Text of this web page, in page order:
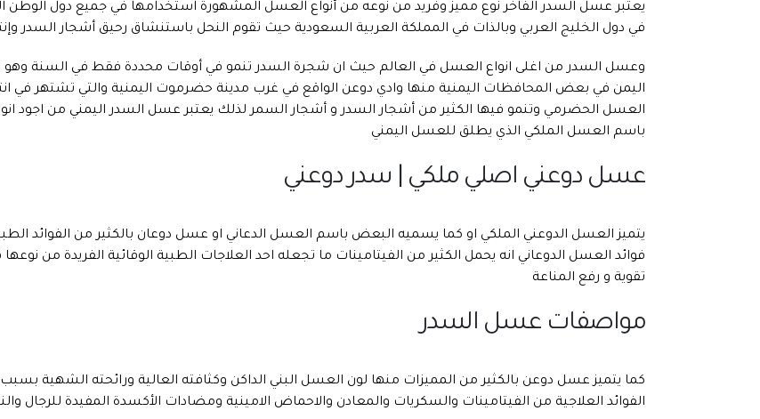
يعتبر عسل السدر الفاخر نوع مميز وفريد من نوعه من أنواع العسل المشهورة استخدامها في جميع دول
في دول الخليج العربي وبالذات في المملكة العربية السعودية حيث تقوم النحل باستنشاق رحيق أشجار السدر
وعسل السدر من اغلى انواع العسل في العالم حيث ان شجرة السدر تنمو في أوقات محددة فقط في السنة وهو
اليمن في بعض المحافظات اليمنية منها وادي دوعن الواقع في غرب مدينة حضرموت اليمنية والتي تشتهر في
العسل الحضرمي وتنمو فيها الكثير من أشجار السدر و أشجار السمر لذلك يعتبر عسل السدر اليمني من اجود
باسم العسل الملكي الذي يطلق للعسل اليمني
عسل دوعني اصلي ملكي | سدر دوعني
يتميز العسل الدوعني الملكي او كما يسميه البعض باسم العسل الدعاني او عسل دوعان بالكثير من الفوائد
فوائد العسل الدوعاني انه يحمل الكثير من الفيتامينات ما تجعله احد العلاجات الطبية الوقائية الفريدة من
تقوية و رفع المناعة
مواصفات عسل السدر
كما يتميز عسل دوعن بالكثير من المميزات منها لون العسل البني الداكن وكثافته العالية ورائحته الشهية
الفوائد العلاجية من الفيتامينات والسكريات والمعادن والاحماض الامينية ومضادات الأكسدة المفيدة للرجال